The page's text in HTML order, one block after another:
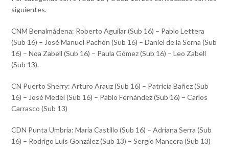
siguientes.
CNM Benalmádena: Roberto Aguilar (Sub 16) – Pablo Lettera
(Sub 16) – José Manuel Pachón (Sub 16) – Daniel de la Serna (Sub
16) – Noa Zabell (Sub 16) – Paula Gómez (Sub 16) – Leo Zabell
(Sub 13).
CN Puerto Sherry: Arturo Arauz (Sub 16) – Patricia Bañez (Sub
16) – José Medel (Sub 16) – Pablo Fernández (Sub 16) – Carlos
Carrasco (Sub 13)
CDN Punta Umbría: María Castillo (Sub 16) – Adriana Serra (Sub
16) – Rodrigo Luis González (Sub 13) – Sergio Mancera (Sub 13)